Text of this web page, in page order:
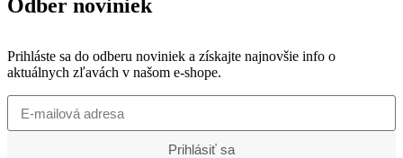
Odber noviniek
Prihláste sa do odberu noviniek a získajte najnovšie info o
aktuálnych zľavách v našom e-shope.
Prihlásiť sa